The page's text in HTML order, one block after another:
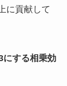
に貢献して
にする相乗効